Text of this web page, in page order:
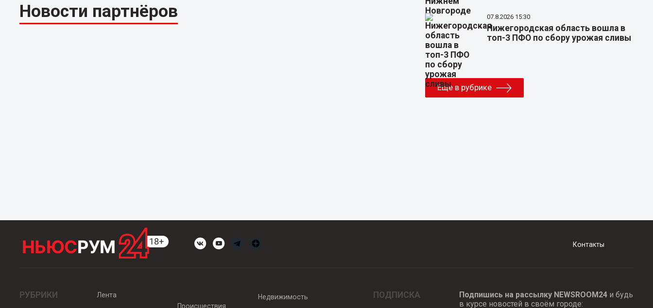
Новости партнёров 07.8.2026 15:30
Нижегородская область вошла в
топ-3 ПФО по сбору урожая сливы
Еще в рубрике
Контакты
РУБРИКИ
Лента
Происшествия
Недвижимость ПОДПИСКА Подпишись на рассылку NEWSROOM24и будь
в курсе новостей в своём городе: